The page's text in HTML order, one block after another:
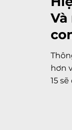
Và
hơn
15